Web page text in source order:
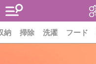
納 掃除 洗濯 フード